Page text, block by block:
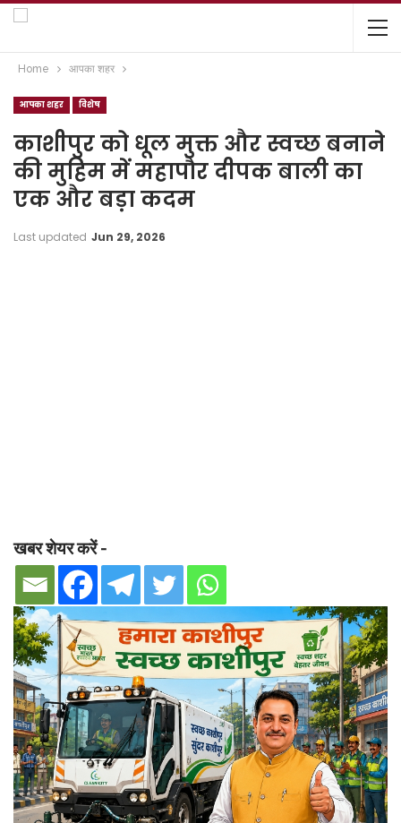
Home आपका शहर
आपका शहर विशेष
काशीपुर को धूल मुक्त और स्वच्छ बनाने
की मुहिम में महापौर दीपक बाली का
एक और बड़ा कदम
Last updated Jun 29, 2026
खबर शेयर करें -